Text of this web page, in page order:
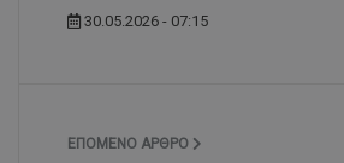
30.05.2026 - 07:15
ΕΠΌΜΕΝΟ ΆΡΘΡΟ